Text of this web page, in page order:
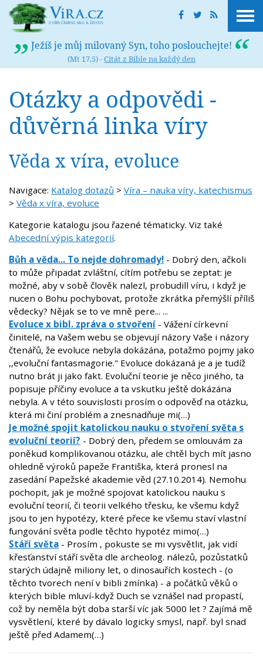
Ježíš je můj milovaný Syn, toho poslouchejte!
(Mt 17,5) -Citát z Bible na každý den
Otázky a odpovědi -
důvěrná linka víry
Věda x víra, evoluce
Navigace: Katalog dotazů > Víra – nauka víry, katechismus
> Věda x víra, evoluce
Kategorie katalogu jsou řazené tématicky. Viz také
Abecední výpis kategorií.
Bůh a věda... To nejde dohromady! - Dobrý den, ačkoli
to může připadat zvláštní, cítím potřebu se zeptat: je
možné, aby v sobě člověk nalezl, probudill víru, i když je
nucen o Bohu pochybovat, protože zkrátka přemýšlí příliš
vědecky? Nějak se to ve mně pere... ...
Evoluce x bibl. zpráva o stvoření - Vážení církevní
činitelé, na Vašem webu se objevují názory Vaše i názory
čtenářů, že evoluce nebyla dokázána, potažmo pojmy jako
,,evoluční fantasmagorie." Evoluce dokázaná je a je tudíž
nutno brát ji jako fakt. Evoluční teorie je něco jiného, ta
popisuje příčiny evoluce a ta vskutku ještě dokázána
nebyla. A v této souvislosti prosím o odpověď na otázku,
která mi činí problém a znesnadňuje mi(…)
Je možné spojit katolickou nauku o stvoření světa s
evoluční teorií? - Dobrý den, předem se omlouvám za
poněkud komplikovanou otázku, ale chtěl bych mít jasno
ohledně výroků papeže Františka, která pronesl na
zasedání Papežské akademie věd (27.10.2014). Nemohu
pochopit, jak je možné spojovat katolickou nauku s
evoluční teorií, či teorii velkého třesku, ke všemu když
jsou to jen hypotézy, které přece ke všemu staví vlastní
fungování světa podle těchto hypotéz mimo(…)
Stáří světa - Prosím , pokuste se mi vysvětlit, jak vidí
křesťanství stáří světa dle archeolog. nálezů, pozůstatků
starých údajně miliony let, o dinosauřích kostech - (o
těchto tvorech není v bibli zmínka) - a počátků věků o
kterých bible mluví-když Duch se vznášel nad propastí,
což by neměla být doba starší víc jak 5000 let ? Zajímá mě
vysvětlení, které by dávalo logicky smysl, např. byl snad
ještě před Adamem(…)